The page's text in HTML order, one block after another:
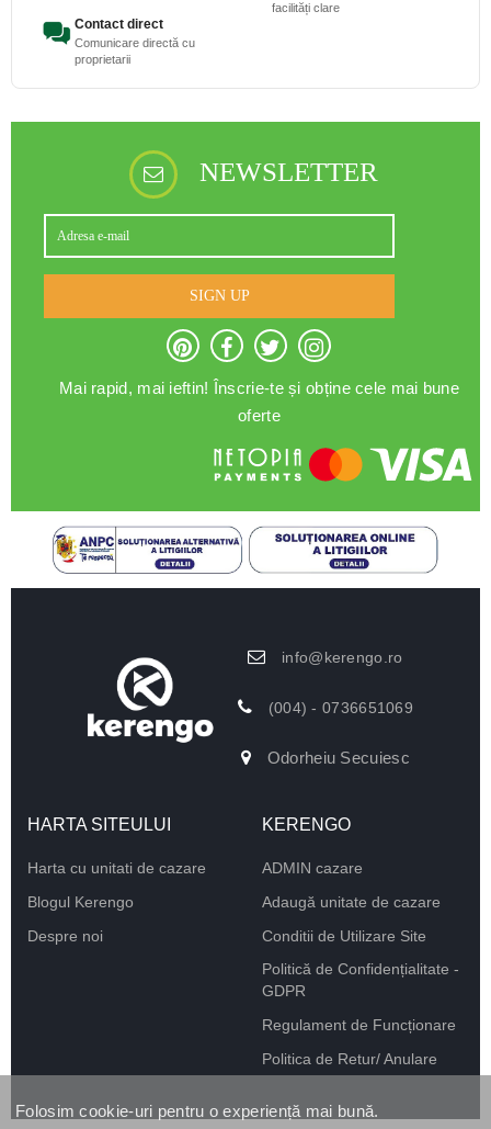
facilități clare
Contact direct
Comunicare directă cu
proprietarii
NEWSLETTER
SIGN UP
Mai rapid, mai ieftin! Înscrie-te și obține cele mai bune
oferte
info@kerengo.ro
(004) - 0736651069
Odorheiu Secuiesc
HARTA SITEULUI
Harta cu unitati de cazare
Blogul Kerengo
Despre noi
KERENGO
ADMIN cazare
Adaugă unitate de cazare
Conditii de Utilizare Site
Politică de Confidențialitate -
GDPR
Regulament de Funcționare
Politica de Retur/ Anulare
Folosim cookie-uri pentru o experiență mai bună.